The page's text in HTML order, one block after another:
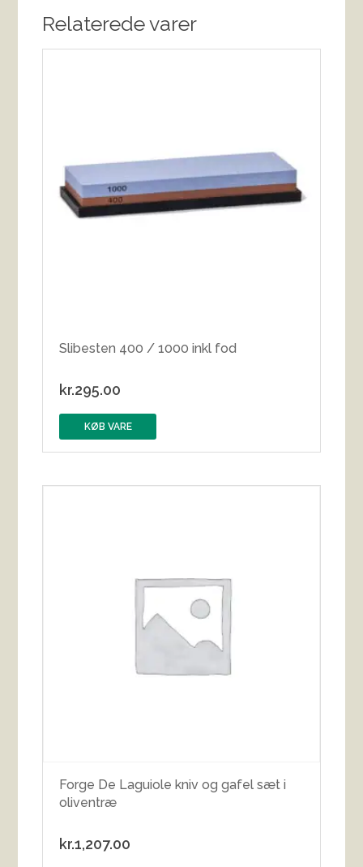
Relaterede varer
Slibesten 400 / 1000 inkl fod
kr.295.00
KØB VARE
Forge De Laguiole kniv og gafel sæt i
oliventræ
kr.1,207.00